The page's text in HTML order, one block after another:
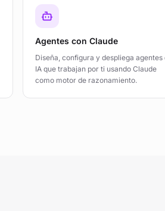
Agentes con Claude
Diseña, configura y despliega agentes
IA que trabajan por ti usando Claude
como motor de razonamiento.